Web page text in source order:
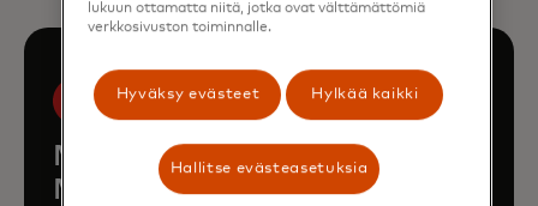
Meet the rest of the
Mastercard Board members
lukuun ottamatta niitä, jotka ovat välttämättömiä
verkkosivuston toiminnalle.
Hyväksy evästeet Hylkää kaikki
Hallitse evästeasetuksia